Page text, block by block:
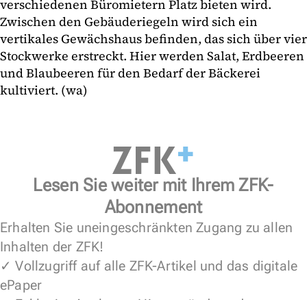
verschiedenen Büromietern Platz bieten wird.
Zwischen den Gebäuderiegeln wird sich ein
vertikales Gewächshaus befinden, das sich über vier
Stockwerke erstreckt. Hier werden Salat, Erdbeeren
und Blaubeeren für den Bedarf der Bäckerei
kultiviert. (wa)
Lesen Sie weiter mit Ihrem ZFK-
Abonnement
Erhalten Sie uneingeschränkten Zugang zu allen
Inhalten der ZFK!
✓ Vollzugriff auf alle ZFK-Artikel und das digitale
ePaper